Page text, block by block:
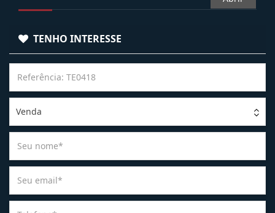
TENHO INTERESSE
Venda